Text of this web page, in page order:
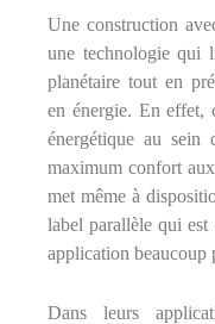
Une construction
une technologie qui
planétaire tout en
en énergie. En effet,
énergétique au sein
maximum confort
met même à
label parallèle qui
application beaucoup
Dans leurs